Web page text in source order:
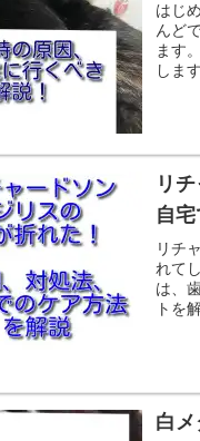
はじ
んど
ます
しま
リ
自
リチ
れて
は、
トを
白